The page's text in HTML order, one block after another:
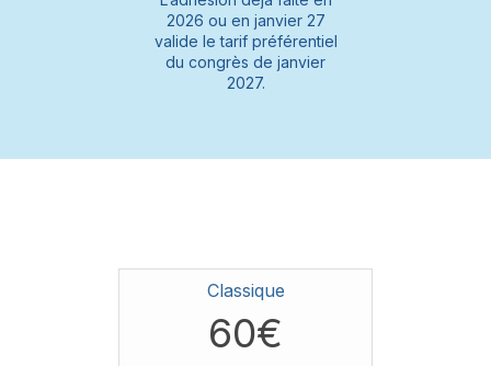
2026 ou en janvier 27
valide le tarif préférentiel
du congrès de janvier
2027.
Classique
60€